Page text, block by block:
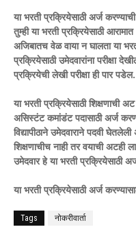
या भरती प्रक्रियेसाठी अर्ज
तुम्ही या भरती प्रक्रियेसाठी
अजिबातच वेळ वाया न घालता या
प्रक्रियेसाठी उमेदवारांना परीक्षा
प्रक्रियेची लेखी परीक्षा ही पार पडेल.
या भरती प्रक्रियेसाठी शिक्षणाची
असिस्टंट कमांडंट पदासाठी अर्ज
विद्यापीठाने उमेदवाराने पदवी
शिक्षणाचीच नाही तर वयाची
उमेदवार हे या भरती प्रक्रियेसाठी
या भरती प्रक्रियेसाठी अर्ज
Tags नोकरीवार्ता